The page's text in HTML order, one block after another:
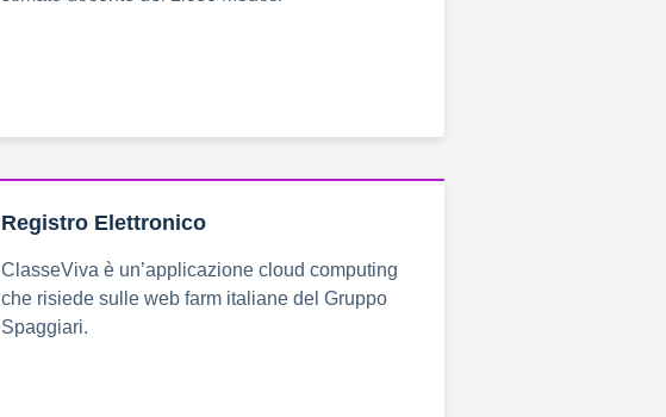
Registro Elettronico
ClasseViva è un’applicazione cloud computing
che risiede sulle web farm italiane del Gruppo
Spaggiari.